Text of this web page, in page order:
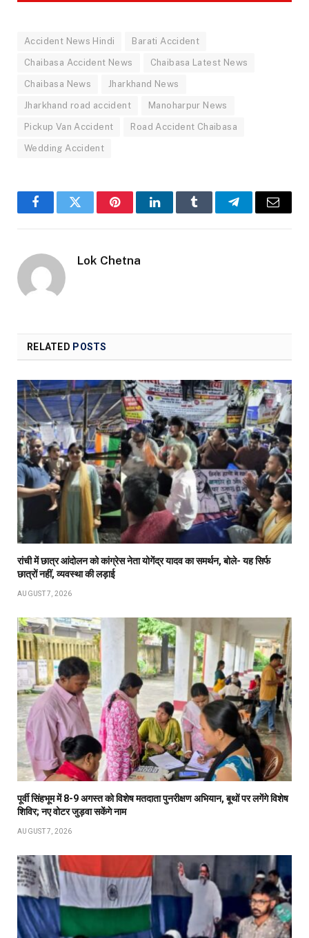
Accident News Hindi Barati Accident
Chaibasa Accident News Chaibasa Latest News
Chaibasa News Jharkhand News
Jharkhand road accident Manoharpur News
Pickup Van Accident Road Accident Chaibasa
Wedding Accident
FacebookTwitter PinterestLinkedInTumblr TelegramEmail
Lok Chetna
RELATED POSTS
रांची में छात्र आंदोलन को कांग्रेस नेता योगेंद्र यादव का समर्थन, बोले- यह सिर्फ
छात्रों नहीं, व्यवस्था की लड़ाई
AUGUST 7, 2026
पूर्वी सिंहभूम में 8-9 अगस्त को विशेष मतदाता पुनरीक्षण अभियान, बूथों पर लगेंगे विशेष
शिविर; नए वोटर जुड़वा सकेंगे नाम
AUGUST 7, 2026